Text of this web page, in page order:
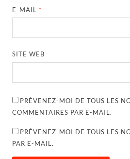
E-MAIL*
SITE WEB
PRÉVENEZ-MOI DE TOUS LES
COMMENTAIRES PAR E-MAIL.
PRÉVENEZ-MOI DE TOUS LES
PAR E-MAIL.